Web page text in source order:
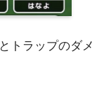
トラップのダメ